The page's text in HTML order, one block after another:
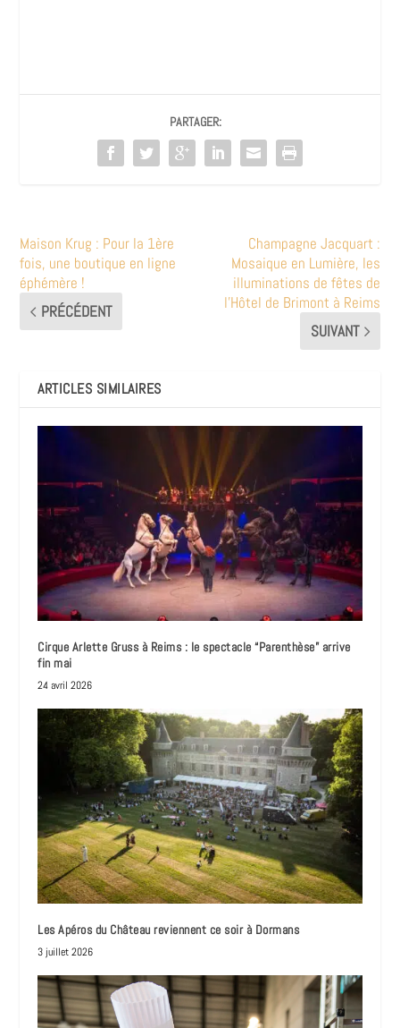
PARTAGER:
Maison Krug : Pour la 1ère
fois, une boutique en ligne
éphémère !
PRÉCÉDENT
Champagne Jacquart :
Mosaique en Lumière, les
illuminations de fêtes de
l’Hôtel de Brimont à Reims
SUIVANT
ARTICLES SIMILAIRES
Cirque Arlette Gruss à Reims : le spectacle “Parenthèse” arrive
fin mai
24 avril 2026
Les Apéros du Château reviennent ce soir à Dormans
3 juillet 2026